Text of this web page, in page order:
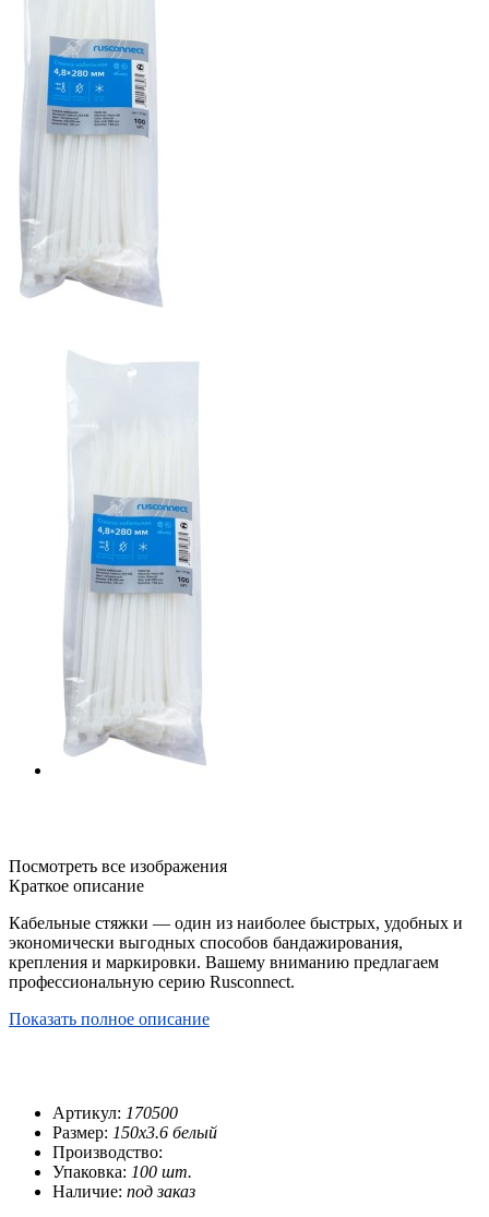
Посмотреть все изображения
Краткое описание
Кабельные стяжки — один из наиболее быстрых, удобных и
экономически выгодных способов бандажирования,
крепления и маркировки. Вашему вниманию предлагаем
профессиональную серию Rusconnect.
Показать полное описание
Артикул: 170500
Размер: 150x3.6 белый
Производство:
Упаковка: 100 шт.
Наличие: под заказ